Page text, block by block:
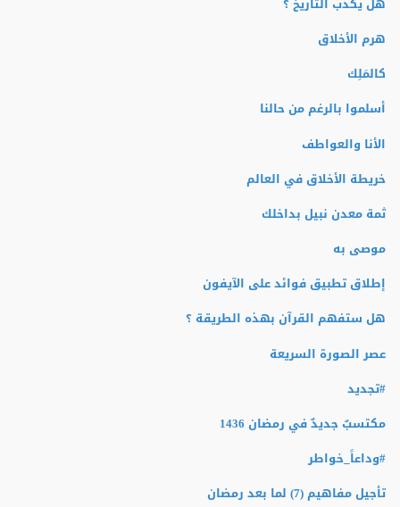
هرم الأخلاق
كالمَلِك
أسلموا بالرغم من حالنا
الأنا والعواطف
خريطة الأخلاق في العالم
ثمة معدن نبيل بداخلك
موصى به
إطلاق تطبيق فوائد على الآيفون
هل ستفهم القرآن بهذه الطريقة ؟
عصر الصورة السريعة
#تجديد
مكتسبٌ جديدٌ في رمضان 1436
#وداعاً_خواطر
تأجيل مفاهيم (7) لما بعد رمضان